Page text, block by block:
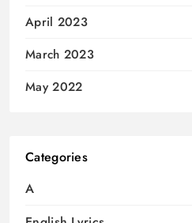
April 2023
March 2023
May 2022
Categories
A